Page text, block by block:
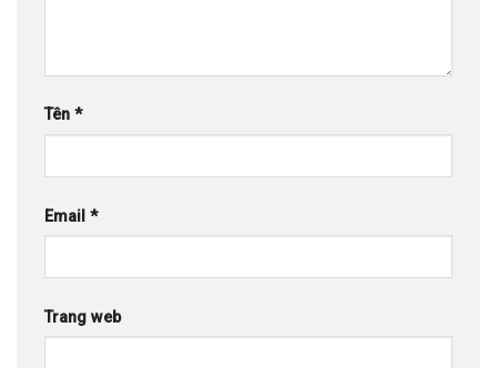
Tên *
Email *
Trang web